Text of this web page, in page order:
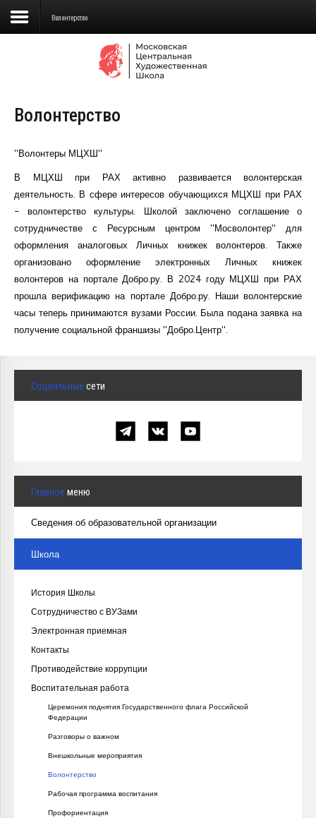
Сведения об образовательной
Школа
Детская Художественная школа
Подготовка
Образование
Доп. образование
Курсы повышения квалификации
Конкурсы
Волонтерство
Волонтерство
"Волонтеры МЦХШ"
В МЦХШ при РАХ активно развивается волонтерская
деятельность. В сфере интересов обучающихся МЦХШ при РАХ
- волонтерство культуры. Школой заключено соглашение о
сотрудничестве с Ресурсным центром "Мосволонтер" для
оформления аналоговых Личных книжек волонтеров. Также
организовано оформление электронных Личных книжек
волонтеров на портале Добро.ру. В 2024 году МЦХШ при РАХ
прошла верификацию на портале Добро.ру. Наши волонтерские
часы теперь принимаются вузами России. Была подана заявка на
получение социальной франшизы "Добро.Центр".
Социальные сети
Главное меню
Сведения об образовательной организации
Школа
История Школы
Сотрудничество с ВУЗами
Электронная приемная
Контакты
Противодействие коррупции
Воспитательная работа
Церемония поднятия Государственного флага Российской
Федерации
Разговоры о важном
Внешкольные мероприятия
Волонтерство
Рабочая программа воспитания
Профориентация